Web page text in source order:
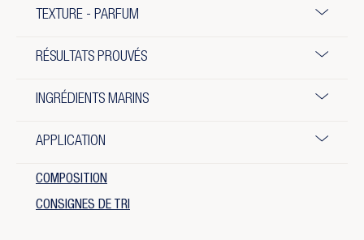
TEXTURE - PARFUM
RÉSULTATS PROUVÉS
INGRÉDIENTS MARINS
APPLICATION
COMPOSITION
CONSIGNES DE TRI